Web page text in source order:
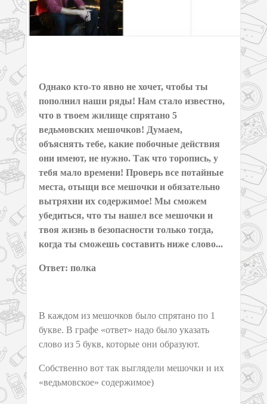
Однако кто-то явно не хочет, чтобы ты
пополнил наши ряды! Нам стало известно,
что в твоем жилище спрятано 5
ведьмовских мешочков! Думаем,
объяснять тебе, какие побочные действия
они имеют, не нужно. Так что торопись, у
тебя мало времени! Проверь все потайные
места, отыщи все мешочки и обязательно
вытряхни их содержимое! Мы сможем
убедиться, что ты нашел все мешочки и
твоя жизнь в безопасности только тогда,
когда ты сможешь составить ниже слово...
Ответ: полка
В каждом из мешочков было спрятано по 1
букве. В графе «ответ» надо было указать
слово из 5 букв, которые они образуют.
Собственно вот так выглядели мешочки и их
«ведьмовское» содержимое)